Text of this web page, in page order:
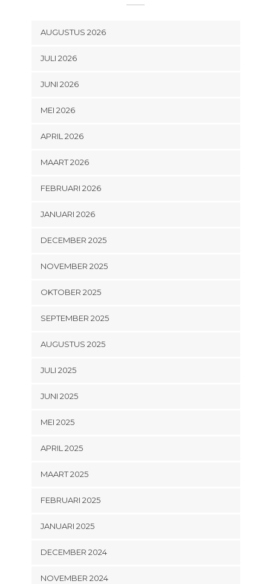
AUGUSTUS 2026
JULI 2026
JUNI 2026
MEI 2026
APRIL 2026
MAART 2026
FEBRUARI 2026
JANUARI 2026
DECEMBER 2025
NOVEMBER 2025
OKTOBER 2025
SEPTEMBER 2025
AUGUSTUS 2025
JULI 2025
JUNI 2025
MEI 2025
APRIL 2025
MAART 2025
FEBRUARI 2025
JANUARI 2025
DECEMBER 2024
NOVEMBER 2024